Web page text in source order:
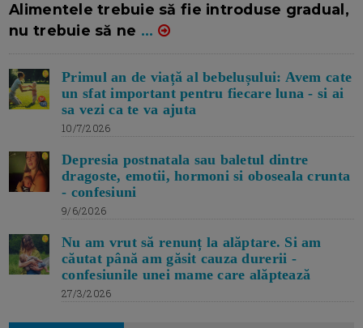
Alimentele trebuie să fie introduse gradual,
nu trebuie să ne ...
Primul an de viață al bebelușului: Avem cate
un sfat important pentru fiecare luna - si ai
sa vezi ca te va ajuta
10/7/2026
Depresia postnatala sau baletul dintre
dragoste, emotii, hormoni si oboseala crunta
- confesiuni
9/6/2026
Nu am vrut să renunț la alăptare. Si am
căutat până am găsit cauza durerii -
confesiunile unei mame care alăptează
27/3/2026